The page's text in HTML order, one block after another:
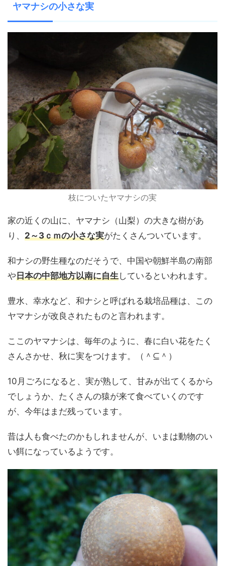
ヤマナシの小さな実
枝についたヤマナシの実
家の近くの山に、ヤマナシ（山梨）の大きな樹があ
り、 2～3ｃｍの小さな実がたくさんついています。
和ナシの野生種なのだそうで、中国や朝鮮半島の南部
や日本の中部地方以南に自生しているといわれます。
豊水、幸水など、和ナシと呼ばれる栽培品種は、この
ヤマナシが改良されたものと言われます。
ここのヤマナシは、毎年のように、春に白い花をたく
さんさかせ、秋に実をつけます。（＾⊆＾）
10月ごろになると、実が熟して、甘みが出てくるから
でしょうか、たくさんの猿が来て食べていくのです
が、今年はまだ残っています。
昔は人も食べたのかもしれませんが、いまは動物のい
い餌になっているようです。